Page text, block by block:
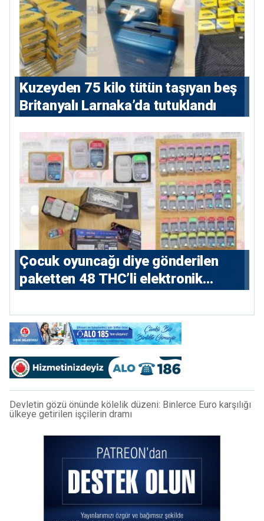
Kuzeyden 75 kilo tütün taşıyan beş
Britanyalı Larnaka’da tutuklandı
Çocuk oyuncağı diye gönderilen
paketten 48 THC’li elektronik
Devletin gözü önünde kölelik düzeni: Binlerce Euro karşılığı
ülkeye getirilen işçilerin dramı